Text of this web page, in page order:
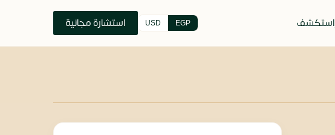
استكشف EGP
USD استشارة مجانية